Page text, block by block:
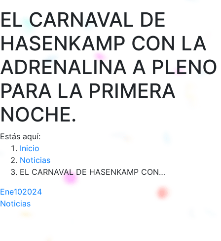
EL CARNAVAL DE
HASENKAMP CON LA
ADRENALINA A PLENO
PARA LA PRIMERA
NOCHE.
Estás aquí:
Inicio
Noticias
EL CARNAVAL DE HASENKAMP CON…
Ene102024
Noticias